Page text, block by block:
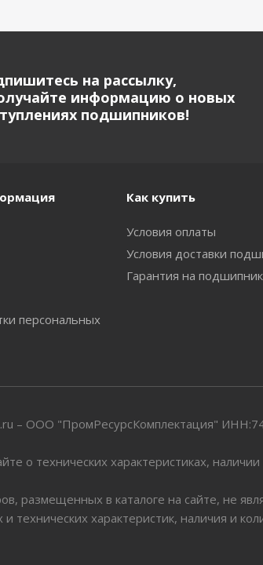
на рассылку,
информацию о новых
подшипников!
персональных
Как купить
Условия оплаты
Условия доставки
Гарантия на
– ООО "ПромРесурсКомплектация"
о технических характеристиках,
размещенных в каталоге на сайте, не
и технических характеристик, наличия и